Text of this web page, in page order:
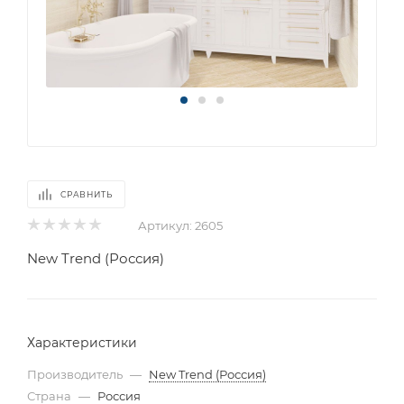
СРАВНИТЬ
Артикул: 2605
New Trend (Россия)
Характеристики
Производитель — New Trend (Россия)
Страна — Россия